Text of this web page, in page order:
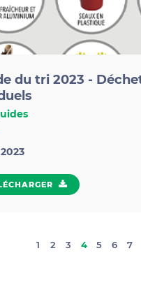
du tri 2023 -
1 2 3 4 5 6 7